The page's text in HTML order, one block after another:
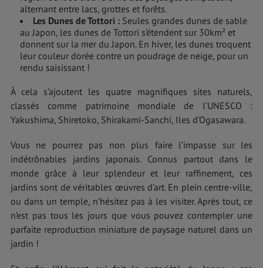
alternant entre lacs, grottes et forêts.
Les Dunes de Tottori : Seules grandes dunes de sable
au Japon, les dunes de Tottori s’étendent sur 30km² et
donnent sur la mer du Japon. En hiver, les dunes troquent
leur couleur dorée contre un poudrage de neige, pour un
rendu saisissant !
À cela s’ajoutent les quatre magnifiques sites naturels,
classés comme patrimoine mondiale de l’UNESCO :
Yakushima, Shiretoko, Shirakami-Sanchi, Iles d’Ogasawara.
Vous ne pourrez pas non plus faire l’impasse sur les
indétrônables jardins japonais. Connus partout dans le
monde grâce à leur splendeur et leur raffinement, ces
jardins sont de véritables œuvres d’art. En plein centre-ville,
ou dans un temple, n’hésitez pas à les visiter. Après tout, ce
n’est pas tous les jours que vous pouvez contempler une
parfaite reproduction miniature de paysage naturel dans un
jardin !